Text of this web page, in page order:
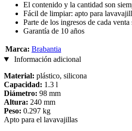
El contenido y la cantidad son
Fácil de limpiar: apto para
Parte de los ingresos de cada
Garantía de 10 años
Marca: Brabantia
Información adicional
Material: plástico, silicona
Capacidad: 1.3 l
Diámetro: 98 mm
Altura: 240 mm
Peso: 0.297 kg
Apto para el lavavajillas